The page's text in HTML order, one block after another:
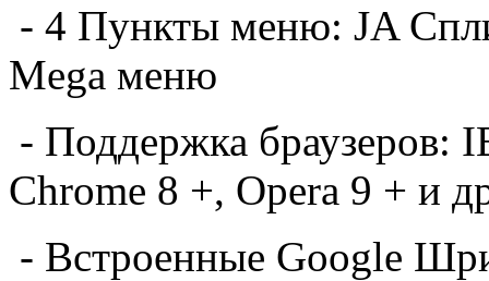
- 4 Пункты меню: JA
Mega меню
- Поддержка браузеров:
Chrome 8 +, Opera 9 + и
- Встроенные Google